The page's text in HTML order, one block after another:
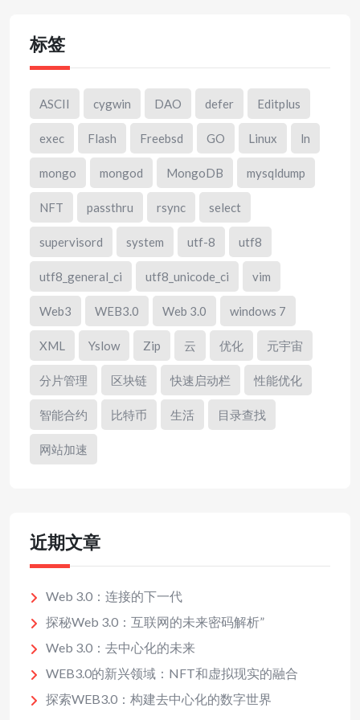
标签
ASCII cygwin DAO defer Editplus
exec Flash Freebsd GO Linux ln
mongo mongod MongoDB mysqldump
NFT passthru rsync select
supervisord system utf-8 utf8
utf8_general_ci utf8_unicode_ci vim
Web3 WEB3.0 Web 3.0 windows 7
XML Yslow Zip 云 优化 元宇宙
分片管理 区块链 快速启动栏 性能优化
智能合约 比特币 生活 目录查找
网站加速
近期文章
Web 3.0：连接的下一代
探秘Web 3.0：互联网的未来密码解析”
Web 3.0：去中心化的未来
WEB3.0的新兴领域：NFT和虚拟现实的融合
探索WEB3.0：构建去中心化的数字世界